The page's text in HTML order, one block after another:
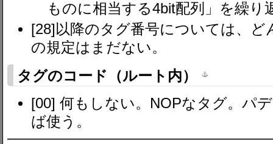
ものに相当する4bit配列」を繰り
[28]以降のタグ番号については、
の規定はまだない。
タグのコード（ルート内）
[00] 何もしない。NOPなタグ。パ
ば使う。